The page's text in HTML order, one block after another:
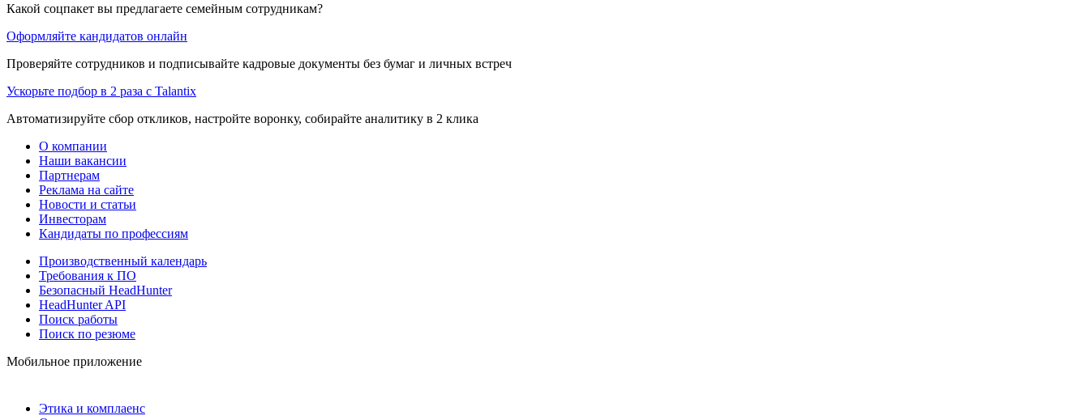
Какой соцпакет вы предлагаете семейным сотрудникам?
Оформляйте кандидатов онлайн
Проверяйте сотрудников и подписывайте кадровые документы без бумаг и личных встреч
Ускорьте подбор в 2 раза с Talantix
Автоматизируйте сбор откликов, настройте воронку, собирайте аналитику в 2 клика
О компании
Наши вакансии
Партнерам
Реклама на сайте
Новости и статьи
Инвесторам
Кандидаты по профессиям
Производственный календарь
Требования к ПО
Безопасный HeadHunter
HeadHunter API
Поиск работы
Поиск по резюме
Мобильное приложение
Этика и комплаенс